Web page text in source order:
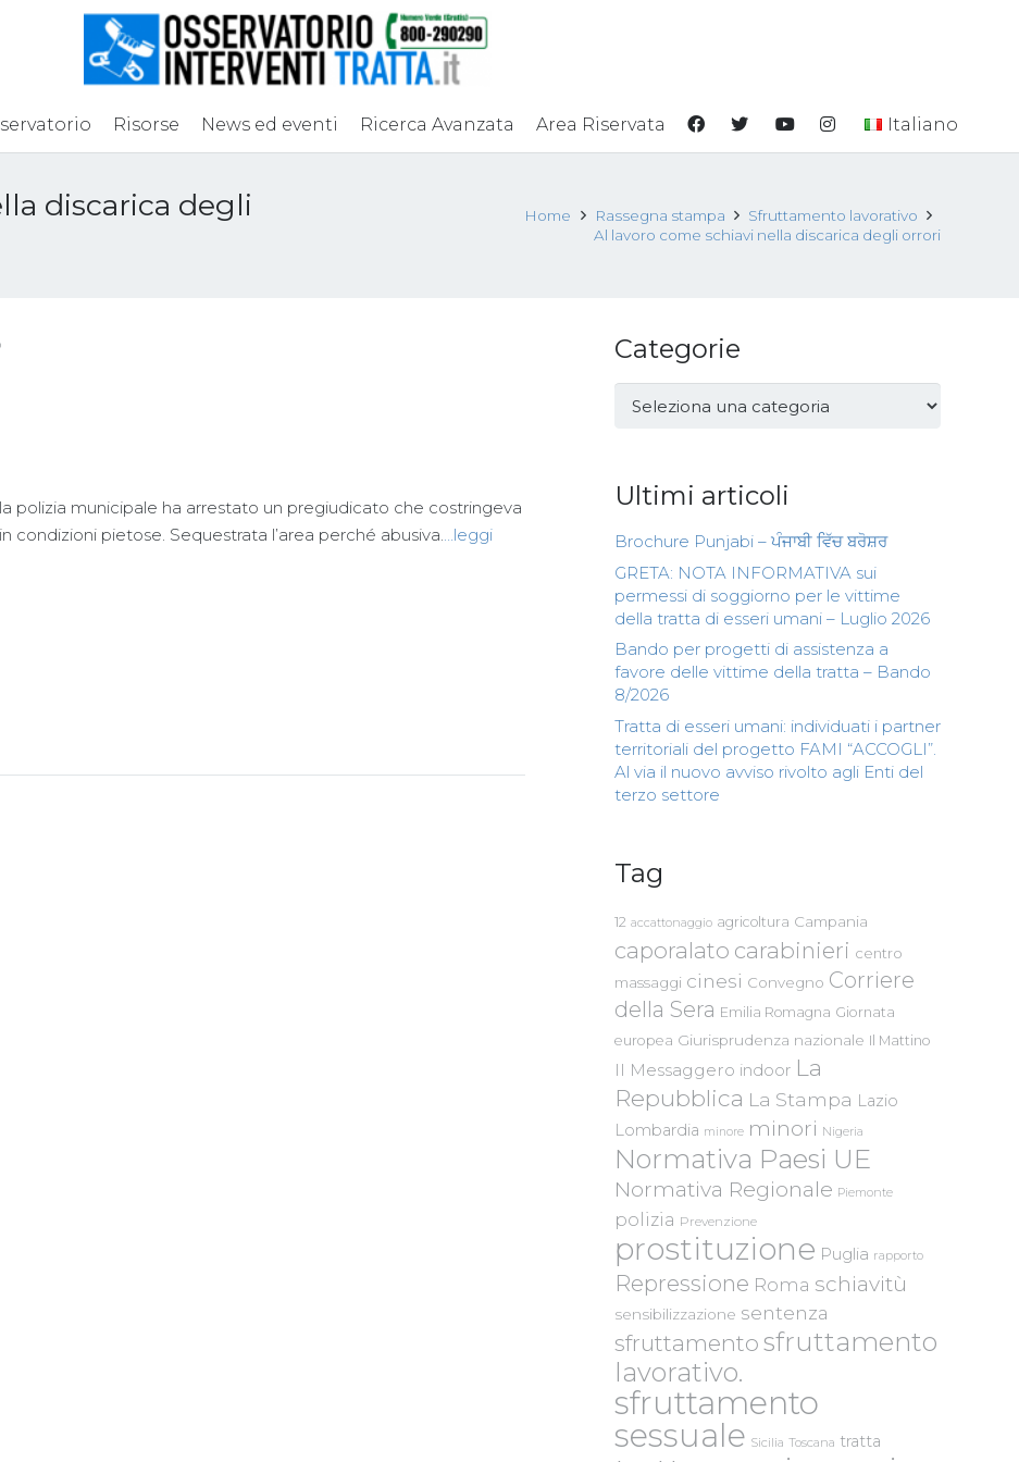
Risorse News ed eventi Ricerca Avanzata Area Riservata Italiano
discarica degli
Home Rassegna stampa
Sfruttamento lavorativo
Al lavoro come schiavi nella discarica degli orrori
polizia municipale ha arrestato un pregiudicato che costringeva
condizioni pietose. Sequestrata l’area perché abusiva.…leggi
Categorie
Categorie
Ultimi articoli
Brochure Punjabi – ਪੰਜਾਬੀ ਵਿੱਚ ਬਰੋਸ਼ਰ
GRETA: NOTA INFORMATIVA sui
permessi di soggiorno per le vittime
della tratta di esseri umani – Luglio 2026
Bando per progetti di assistenza a
favore delle vittime della tratta – Bando
8/2026
Tratta di esseri umani: individuati i partner
territoriali del progetto FAMI “ACCOGLI”.
Al via il nuovo avviso rivolto agli Enti del
terzo settore
Tag
12 accattonaggio agricoltura Campania
caporalato carabinieri centro
massaggi cinesi Convegno Corriere
della Sera Emilia Romagna Giornata
europea Giurisprudenza nazionale Il Mattino
Il Messaggero indoor La
Repubblica La Stampa Lazio
Lombardia minore minori Nigeria
Normativa Paesi UE
Normativa Regionale Piemonte
polizia Prevenzione
prostituzione Puglia rapporto
Repressione Roma schiavitù
sensibilizzazione sentenza
sfruttamento sfruttamento
lavorativo.
sfruttamento
sessuale Sicilia Toscana tratta